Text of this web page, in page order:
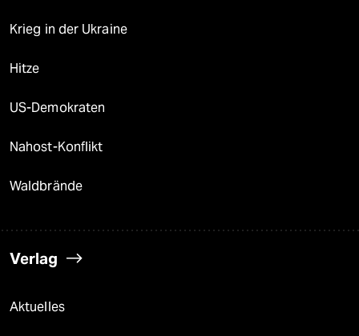
Krieg in der Ukraine
Hitze
US-Demokraten
Nahost-Konflikt
Waldbrände
Verlag
Aktuelles